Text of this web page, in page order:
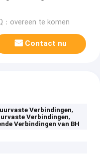
：overeen te komen
Contact nu
Verbindingen,
Verbindingen,
Verbindingen van BH